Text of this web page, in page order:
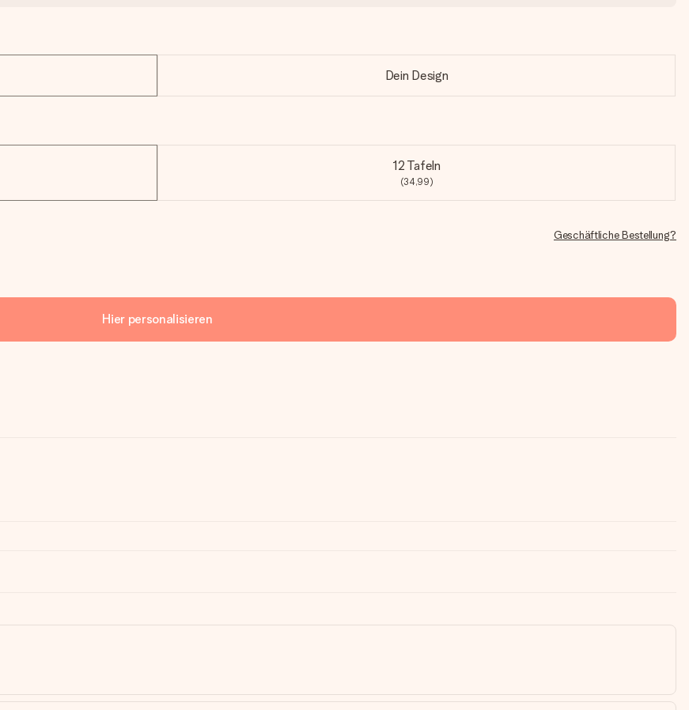
Dein Design
12 Tafeln
(34,99)
Geschäftliche Bestellung?
Hier personalisieren